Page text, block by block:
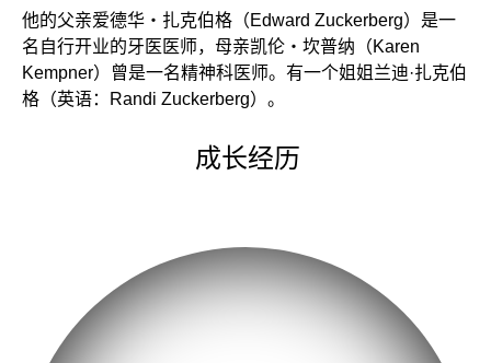
他的父亲爱德华・扎克伯格（Edward Zuckerberg）是一
名自行开业的牙医医师，母亲凯伦・坎普纳（Karen
Kempner）曾是一名精神科医师。有一个姐姐兰迪·扎克伯
格（英语：Randi Zuckerberg）。
成长经历